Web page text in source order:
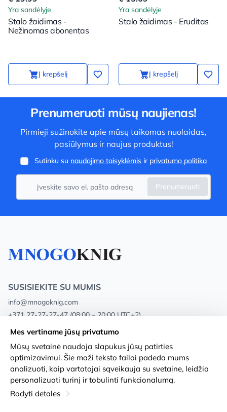
Yra sandėlyje
Stalo žaidimas -
Nežinomas abonentas
Į krepšelį
Yra sandėlyje
Stalo žaidimas - Eruditas
Į krepšelį
Prenumeruoti mūsų naujienas!
Pirmieji sužinokite apie mūsų taikomas nuolaidas,
pasiūlymus ir naujus produktus!
Sutinku su naudojimo taisyklėmis ir privatumo politika
Prenumeruoti
SUSISIEKITE SU MUMIS
info@mnogoknig.com
+371 27-27-27-47 (08:00 – 20:00 UTC+2)
Rīga, Augusta Deglava 69d, LV-1082
Apie mus
Parduotuvės
Pristatymas ir mokėjimas
Privacy Policy
Sąlygos ir nuostatos
Mes vertiname jūsų privatumo
Mūsų svetainė naudoja slapukus jūsų patirties
optimizavimui. Šie maži teksto failai padeda mums
analizuoti, kaip vartotojai sąveikauja su svetaine, leidžia
personalizuoti turinį ir tobulinti funkcionalumą.
Rodyti detales